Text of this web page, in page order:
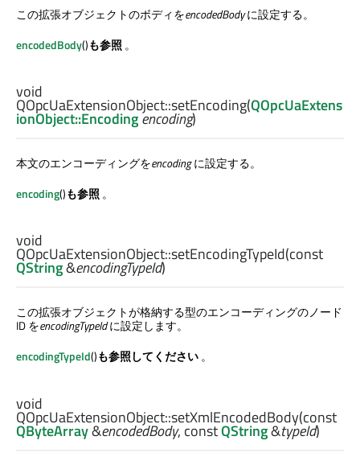
この拡張オブジェクトのボディをencodedBodyに設定する。
encodedBody()も参照 。
void
QOpcUaExtensionObject::setEncoding(QOpcUaExtens
ionObject::Encodingencoding)
本文のエンコーディングをencodingに設定する。
encoding()も参照 。
void
QOpcUaExtensionObject::setEncodingTypeId(const
QString&encodingTypeId)
この拡張オブジェクトが格納する型のエンコーディングのノード
ID をencodingTypeIdに設定します。
encodingTypeId()も参照してください。
void
QOpcUaExtensionObject::setXmlEncodedBody(const
QByteArray&encodedBody, constQString&typeId)